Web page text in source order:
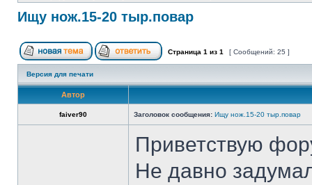
Ищу нож.15-20 тыр.повар
Страница 1 из 1 [ Сообщений: 25 ]
Версия для печати
Автор
faiver90 Заголовок сообщения: Ищу нож.15-20 тыр.повар
Приветствую
Не давно